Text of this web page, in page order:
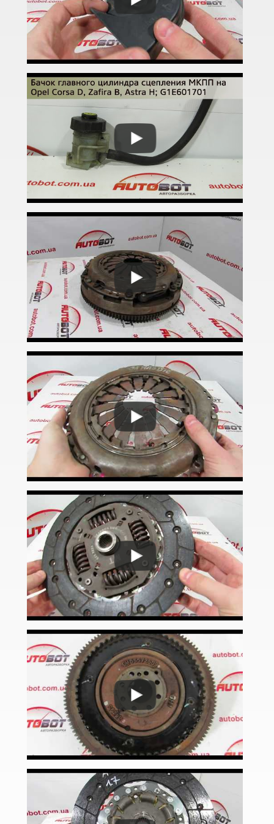
Adam
Agila A (H00)
Agila B
Antara (L07)
Astra H (L48, L08, L35, L67, L69)
Astra J (GTC, OPC)
Cascada
Combo D
Corsa C (F08, F68)
Corsa D
Corsa E
Crossland X
Frontera B (6B)
GT
Grandland X
Insignia A
Insignia B
Meriva A
Meriva B
Mokka
Mokka X
Movano B (X62)
Signum
Speedster
Tigra A (S93)
Tigra B Twin Top (X04)
Vectra C
Zafira A (F75)
Zafira B (A05)
Zafira C (P12)